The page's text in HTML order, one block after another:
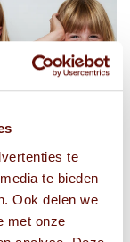
te
te bieden
Ook delen we
met onze